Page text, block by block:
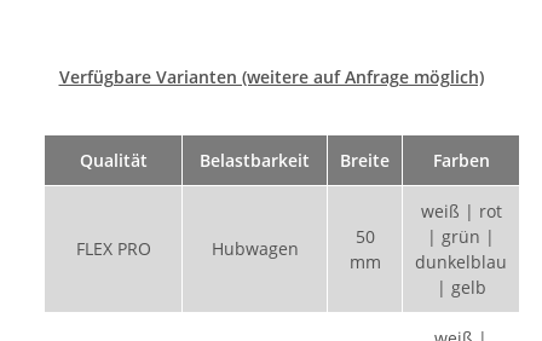
Verfügbare Varianten (weitere auf Anfrage möglich)
Qualität Belastbarkeit Breite Farben
FLEX PRO Hubwagen
50
mm
weiß | rot
| grün |
dunkelblau
| gelb